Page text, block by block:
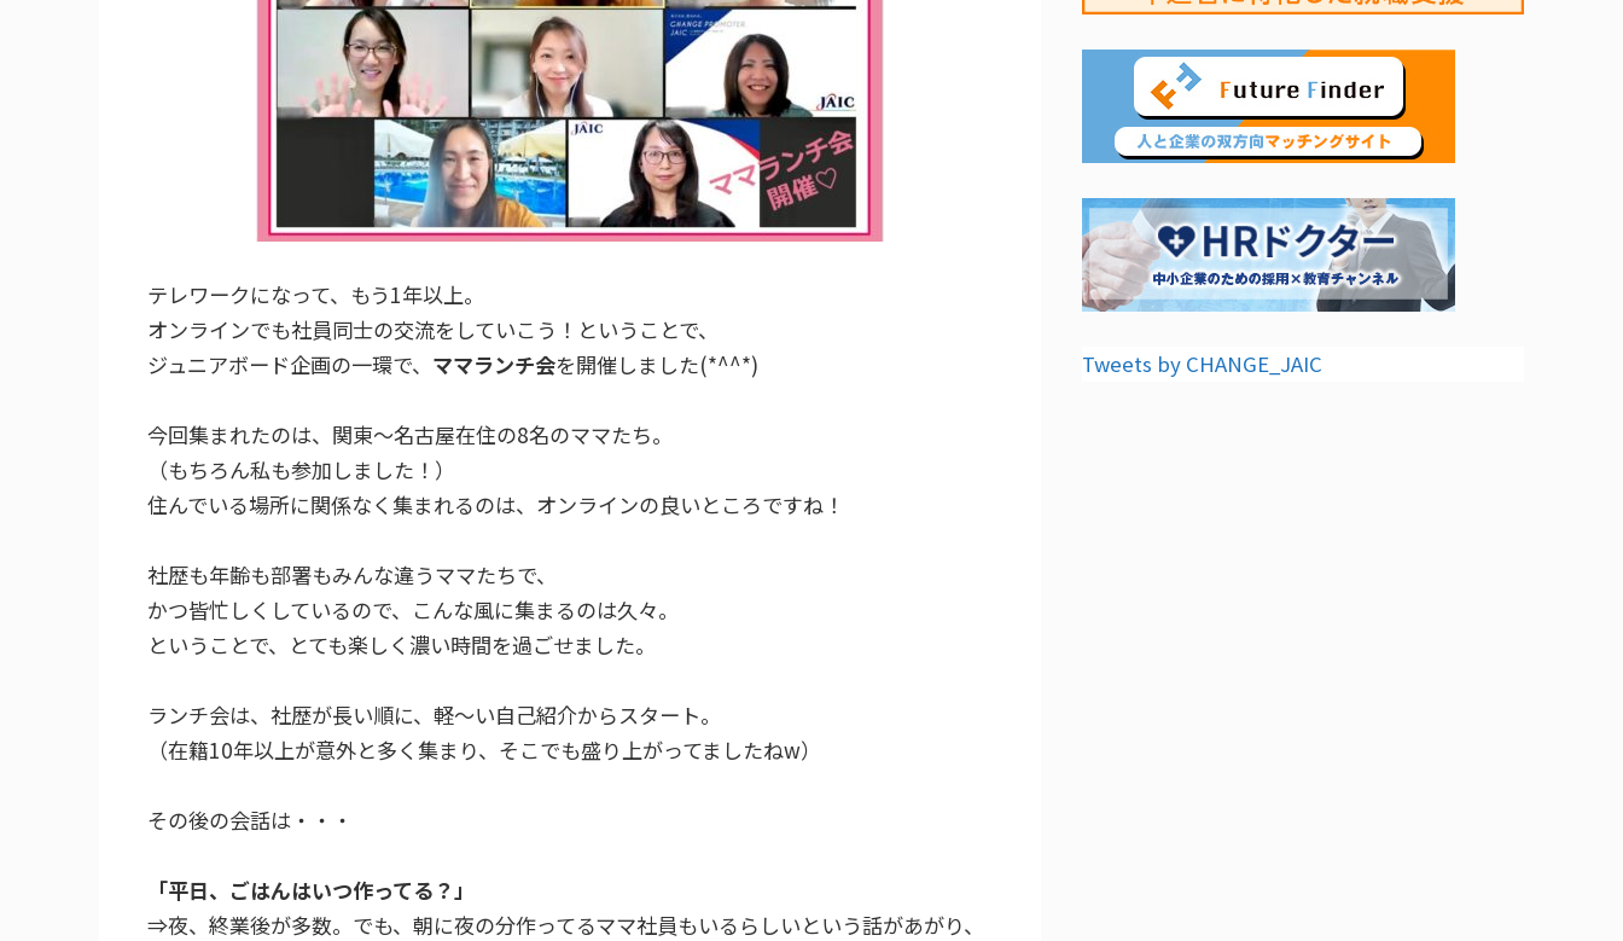
テレワークになって、もう1年以上。
オンラインでも社員同士の交流をしていこう！ということで、
ジュニアボード企画の一環で、 ママランチ会を開催しました(*^^*)
今回集まれたのは、関東～名古屋在住の8名のママたち。
（もちろん私も参加しました！）
住んでいる場所に関係なく集まれるのは、オンラインの良いところですね！
社歴も年齢も部署もみんな違うママたちで、
かつ皆忙しくしているので、こんな風に集まるのは久々。
ということで、とても楽しく濃い時間を過ごせました。
ランチ会は、社歴が長い順に、軽～い自己紹介からスタート。
（在籍10年以上が意外と多く集まり、そこでも盛り上がってましたねw）
その後の会話は・・・
「平日、ごはんはいつ作ってる？」
⇒夜、終業後が多数。でも、朝に夜の分作ってるママ社員もいるらしいという話があがり、
Tweets by CHANGE_JAIC